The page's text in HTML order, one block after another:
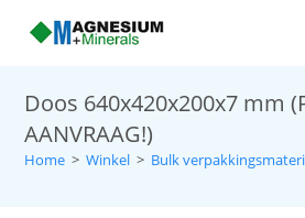
Doos 640x420x200x7 mm
AANVRAAG!)
Home > Winkel > Bulk